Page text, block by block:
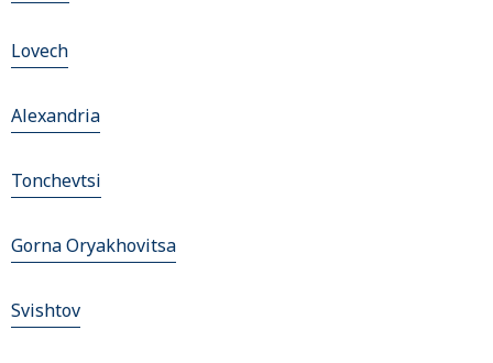
Lovech
Alexandria
Tonchevtsi
Gorna Oryakhovitsa
Svishtov